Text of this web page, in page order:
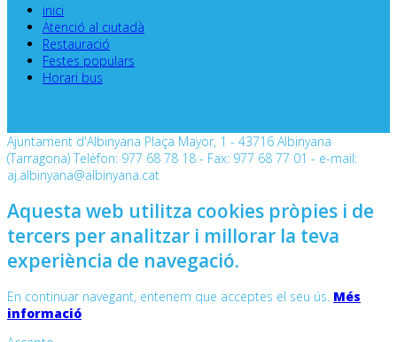
inici
Atenció al ciutadà
Restauració
Festes populars
Horari bus
Ajuntament d'Albinyana Plaça Mayor, 1 - 43716 Albinyana
(Tarragona) Telèfon: 977 68 78 18 - Fax: 977 68 77 01 - e-mail:
aj.albinyana@albinyana.cat
Aquesta web utilitza cookies pròpies i de
tercers per analitzar i millorar la teva
experiència de navegació.
En continuar navegant, entenem que acceptes el seu ús. Més
informació